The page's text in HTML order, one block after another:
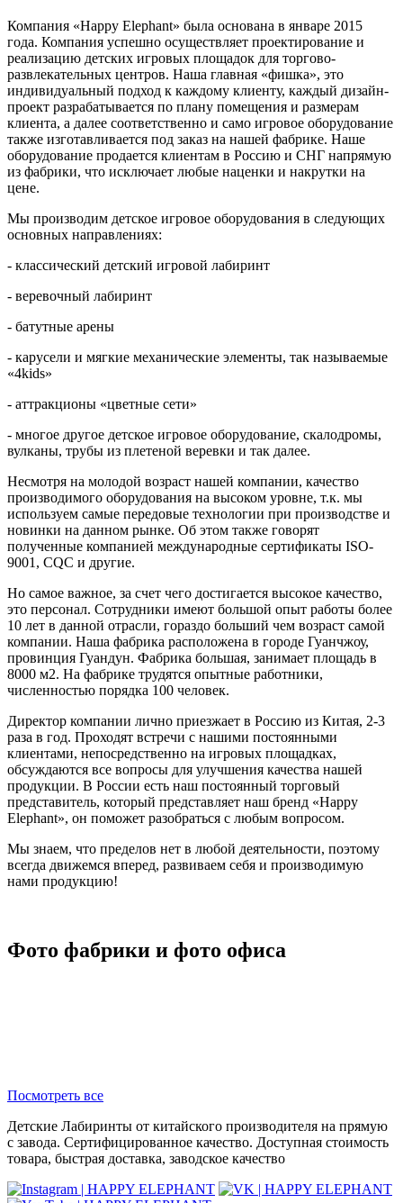
Компания «Happy Elephant» была основана в январе 2015
года. Компания успешно осуществляет проектирование и
реализацию детских игровых площадок для торгово-
развлекательных центров. Наша главная «фишка», это
индивидуальный подход к каждому клиенту, каждый дизайн-
проект разрабатывается по плану помещения и размерам
клиента, а далее соответственно и само игровое оборудование
также изготавливается под заказ на нашей фабрике. Наше
оборудование продается клиентам в Россию и СНГ напрямую
из фабрики, что исключает любые наценки и накрутки на
цене.
Мы производим детское игровое оборудования в следующих
основных направлениях:
- классический детский игровой лабиринт
- веревочный лабиринт
- батутные арены
- карусели и мягкие механические элементы, так называемые
«4kids»
- аттракционы «цветные сети»
- многое другое детское игровое оборудование, скалодромы,
вулканы, трубы из плетеной веревки и так далее.
Несмотря на молодой возраст нашей компании, качество
производимого оборудования на высоком уровне, т.к. мы
используем самые передовые технологии при производстве и
новинки на данном рынке. Об этом также говорят
полученные компанией международные сертификаты ISO-
9001, CQC и другие.
Но самое важное, за счет чего достигается высокое качество,
это персонал. Сотрудники имеют большой опыт работы более
10 лет в данной отрасли, гораздо больший чем возраст самой
компании. Наша фабрика расположена в городе Гуанчжоу,
провинция Гуандун. Фабрика большая, занимает площадь в
8000 м2. На фабрике трудятся опытные работники,
численностью порядка 100 человек.
Директор компании лично приезжает в Россию из Китая, 2-3
раза в год. Проходят встречи с нашими постоянными
клиентами, непосредственно на игровых площадках,
обсуждаются все вопросы для улучшения качества нашей
продукции. В России есть наш постоянный торговый
представитель, который представляет наш бренд «Happy
Elephant», он поможет разобраться с любым вопросом.
Мы знаем, что пределов нет в любой деятельности, поэтому
всегда движемся вперед, развиваем себя и производимую
нами продукцию!
Фото фабрики и фото офиса
Посмотреть все
Детские Лабиринты от китайского производителя на прямую
с завода. Сертифицированное качество. Доступная стоимость
товара, быстрая доставка, заводское качество